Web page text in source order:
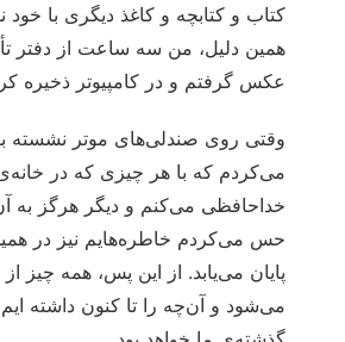
کتاب و کتابچه و کاغذ دیگری با خود
همین دلیل، من سه ساعت از دفتر
عکس گرفتم و در کامپیوتر ذخیره
وقتی روی صندلی‌های موتر نشسته
می‌کردم که با هر چیزی که در
خداحافظی می‌کنم و دیگر هرگز به
حس می‌کردم خاطره‌هایم نیز در
پایان می‌یابد. از این پس، همه چیز
می‌شود و آن‌چه را تا کنون داشته